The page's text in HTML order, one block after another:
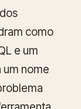
como
e um
um nome